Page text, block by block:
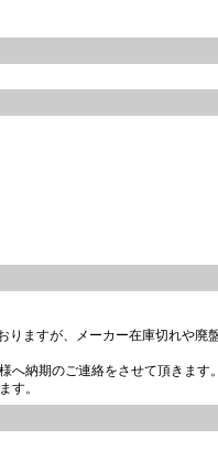
ますが、メーカー在庫切れや廃
へ納期のご連絡をさせて頂きます。
す。